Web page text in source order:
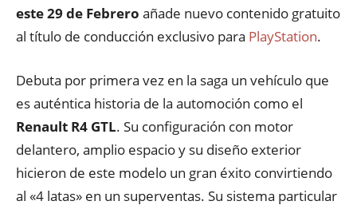
este 29 de Febrero añade nuevo contenido gratuito
al título de conducción exclusivo para PlayStation.
Debuta por primera vez en la saga un vehículo que
es auténtica historia de la automoción como el
Renault R4 GTL. Su configuración con motor
delantero, amplio espacio y su diseño exterior
hicieron de este modelo un gran éxito convirtiendo
al «4 latas» en un superventas. Su sistema particular